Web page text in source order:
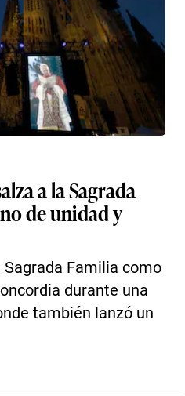
a la Sagrada
de unidad y
Familia como
durante una
también lanzó un